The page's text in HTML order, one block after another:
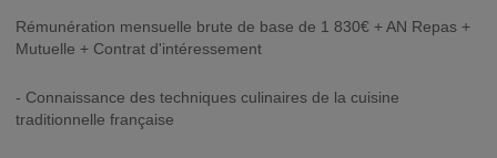
Rémunération mensuelle brute de base de 1 830€ + AN Repas +
Mutuelle + Contrat d'intéressement
- Connaissance des techniques culinaires de la cuisine
traditionnelle française